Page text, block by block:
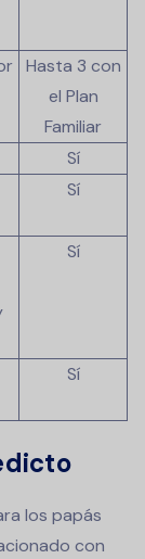
Hasta 3 con
el Plan
Familiar
Sí
Sí
Sí
Sí
los papás
con